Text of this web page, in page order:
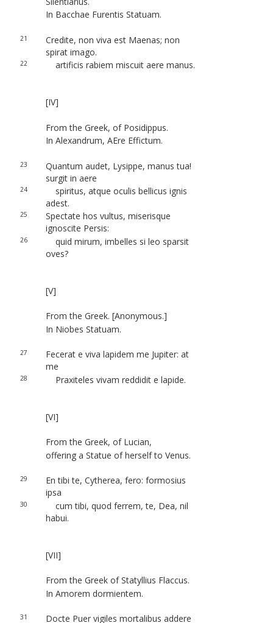
In Bacchae Furentis Statuam.
21
Credite, non viva est Maenas; non
spirat imago.
22 artificis rabiem miscuit aere manus.
[IV]
From the Greek, of Posidippus.
In Alexandrum, AEre Effictum.
23
Quantum audet, Lysippe, manus tua!
surgit in aere
24
spiritus, atque oculis bellicus ignis
adest.
25
Spectate hos vultus, miserisque
ignoscite Persis:
26
quid mirum, imbelles si leo sparsit
oves?
[V]
From the Greek. [Anonymous.]
In Niobes Statuam.
27
Fecerat e viva lapidem me Jupiter: at
me
28 Praxiteles vivam reddidit e lapide.
[VI]
From the Greek, of Lucian,
offering a Statue of herself to Venus.
29
En tibi te, Cytherea, fero: formosius
ipsa
30
cum tibi, quod ferrem, te, Dea, nil
habui.
[VII]
From the Greek of Statyllius Flaccus.
In Amorem dormientem.
31 Docte Puer vigiles mortalibus addere